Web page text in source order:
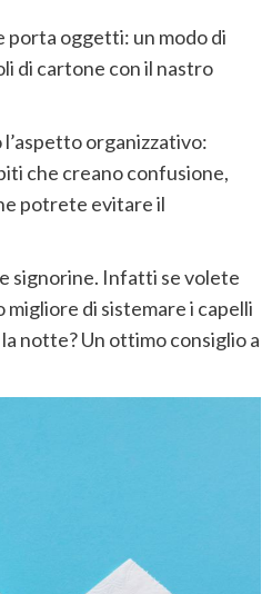
porta oggetti: un modo di
di cartone con il nastro
organizzativo:
che creano confusione,
potrete evitare il
signorine. Infatti se volete
di sistemare i capelli
notte? Un ottimo consiglio a